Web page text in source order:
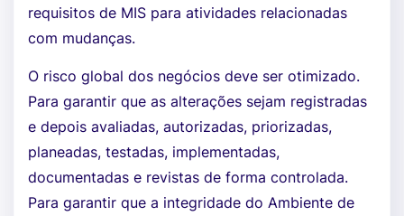
requisitos de MIS para atividades relacionadas
com mudanças.
O risco global dos negócios deve ser otimizado.
Para garantir que as alterações sejam registradas
e depois avaliadas, autorizadas, priorizadas,
planeadas, testadas, implementadas,
documentadas e revistas de forma controlada.
Para garantir que a integridade do Ambiente de